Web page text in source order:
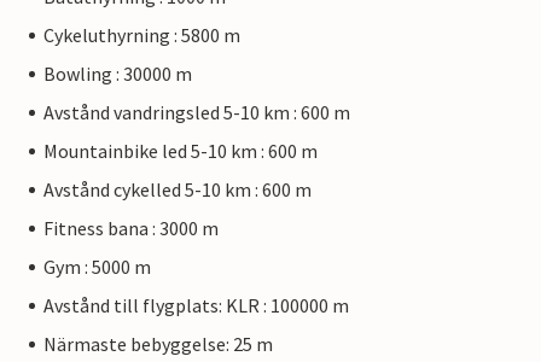
Cykeluthyrning : 5800 m
Bowling : 30000 m
Avstånd vandringsled 5-10 km : 600 m
Mountainbike led 5-10 km : 600 m
Avstånd cykelled 5-10 km : 600 m
Fitness bana : 3000 m
Gym : 5000 m
Avstånd till flygplats: KLR : 100000 m
Närmaste bebyggelse: 25 m